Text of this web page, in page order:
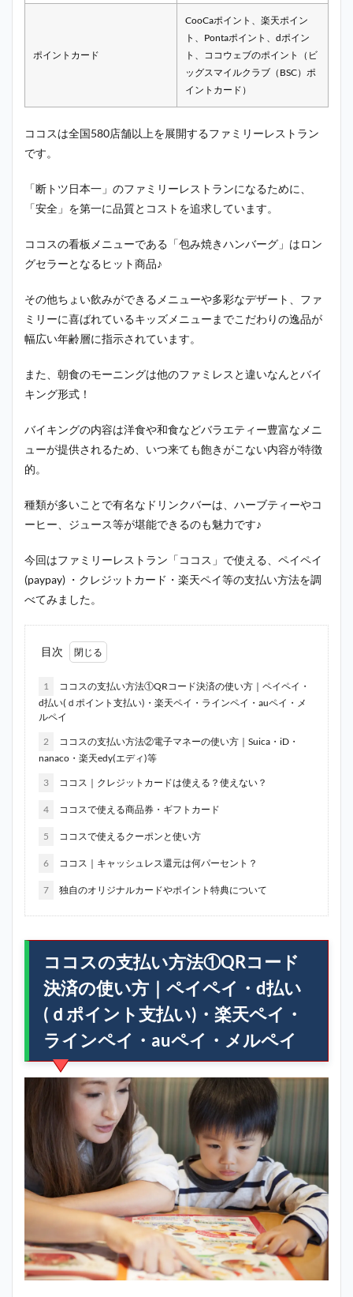
ポイントカード
CooCaポイント、楽天ポイン
ト、Pontaポイント、dポイン
ト、ココウェブのポイント（ビ
ッグスマイルクラブ（ BSC） ポ
イントカード）
ココスは全国580店舗以上を展開するファミリーレストラン
です。
「断トツ日本一」のファミリーレストランになるために、
「安全」を第一に品質とコストを追求しています。
ココスの看板メニューである「包み焼きハンバーグ」はロン
グセラーとなるヒット商品♪
その他ちょい飲みができるメニューや多彩なデザート、ファ
ミリーに喜ばれているキッズメニューまでこだわりの逸品が
幅広い年齢層に指示されています。
また、朝食のモーニングは他のファミレスと違いなんとバイ
キング形式！
バイキングの内容は洋食や和食などバラエティー豊富なメニ
ューが提供されるため、いつ来ても飽きがこない内容が特徴
的。
種類が多いことで有名なドリンクバーは、ハーブティーやコ
ーヒー、ジュース等が堪能できるのも魅力です♪
今回はファミリーレストラン「ココス」で使える、ペイペイ
(paypay) ・クレジットカード・楽天ペイ等の支払い方法を調
べてみました。
目次
1
ココスの支払い方法①QRコード決済の使い方｜ペイペイ・
d払い(ｄポイント支払い)・楽天ペイ・ラインペイ・auペイ・メ
ルペイ
2
ココスの支払い方法②電子マネーの使い方｜Suica・iD・
nanaco・楽天edy(エディ)等
3 ココス｜クレジットカードは使える？使えない？
4 ココスで使える商品券・ギフトカード
5 ココスで使えるクーポンと使い方
6 ココス｜キャッシュレス還元は何パーセント？
7 独自のオリジナルカードやポイント特典について
ココスの支払い方法①QRコード
決済の使い方｜ペイペイ・d払い
(ｄポイント支払い)・楽天ペイ・
ラインペイ・auペイ・メルペイ